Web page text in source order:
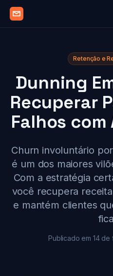
Retenção e
Dunning
Recuperar
Falhos
Churn involuntário
é um dos maiores
Com a estratégia
você recupera
e mantém clientes
Publicado em 14